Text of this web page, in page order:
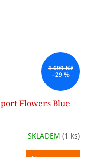
1 699 Kč
–29 %
Flowers Blue
SKLADEM (1 ks)